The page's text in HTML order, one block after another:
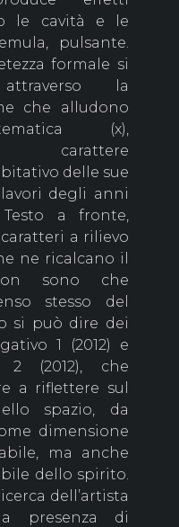
le cavità e le
pulsante.
formale si
la
che alludono
(x),
carattere
delle sue
degli anni
a fronte,
a rilievo
ne ricalcano il
sono che
stesso del
si può dire dei
1 (2012) e
2 (2012), che
a riflettere sul
spazio, da
dimensione
ma anche
dello spirito.
dell’artista
presenza di